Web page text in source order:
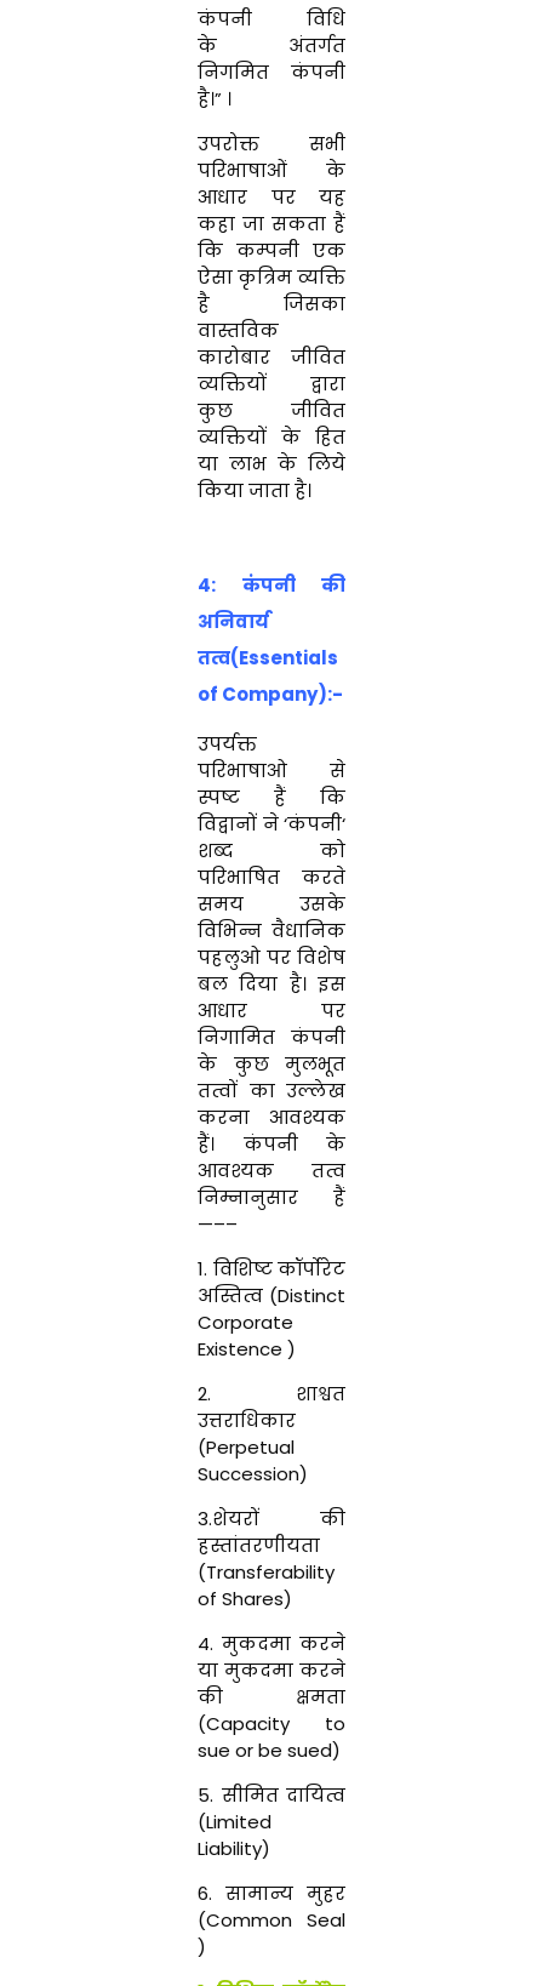
कंपनीविधि
के अंतर्गत
निगमितकंपनी
है।” ।
उपरोक्तसभी
परिभाषाओंके
आधार परयह
कहा जासकताहैं
किकम्पनीएक
ऐसाकृत्रिमव्यक्ति
हैजिसका
वास्तविक
कारोबार जीवित
व्यक्तियोंद्वारा
कुछजीवित
व्यक्तियोंकेहित
या लाभकेलिये
कियाजाताहै।
4: कंपनी की
अनिवार्य
तत्व(Essentials
of Company):-
उपर्यक्त
परिभाषाओसे
स्पष्टहैंकि
विद्वानों ने‘कंपनी‘
शब्दको
परिभाषितकरते
समयउसके
विभिन्न वैधानिक
पहलुओपरविशेष
बलदिया है।इस
आधारपर
निगामितकंपनी
के कुछमुलभूत
तत्वों काउल्लेख
करना आवश्यक
हैं। कंपनीके
आवश्यकतत्व
निम्नानुसारहैं
—––
1. विशिष्ट कॉर्पोरेट
अस्तित्व (Distinct
Corporate
Existence )
2. शाश्वत
उत्तराधिकार
(Perpetual
Succession)
3.शेयरों की
हस्तांतरणीयता
(Transferability
of Shares)
4. मुकदमा करने
या मुकदमा करने
की क्षमता
(Capacity to
sue orbe sued)
5. सीमित दायित्व
(Limited
Liability)
6. सामान्य मुहर
(CommonSeal
)